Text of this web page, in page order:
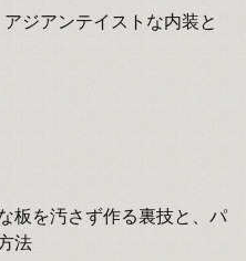
ジアンテイストな内装と
板を汚さず作る裏技と、パ
法